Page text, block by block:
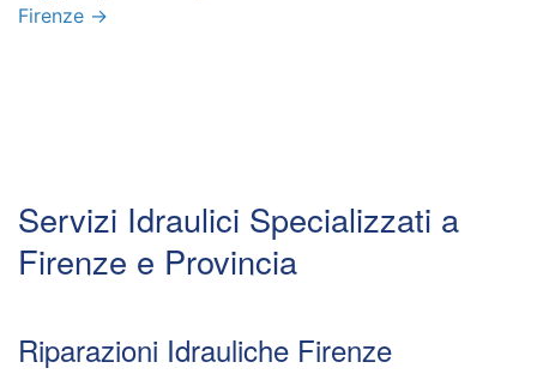
Firenze →
Servizi Idraulici Specializzati a
Firenze e Provincia
Riparazioni Idrauliche Firenze